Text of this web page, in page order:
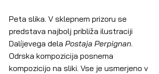
Peta slika. V sklepnem prizoru se
predstava najbolj približa ilustraciji
Dalíjevega dela Postaja Perpignan.
Odrska kompozicija posnema
kompozicijo na sliki. Vse je usmerjeno v